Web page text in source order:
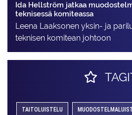
Ida Hellström jatkaa
teknisessä komiteassa
Leena Laaksonen yksin- ja
teknisen komitean johtoon
TAITOLUISTELU